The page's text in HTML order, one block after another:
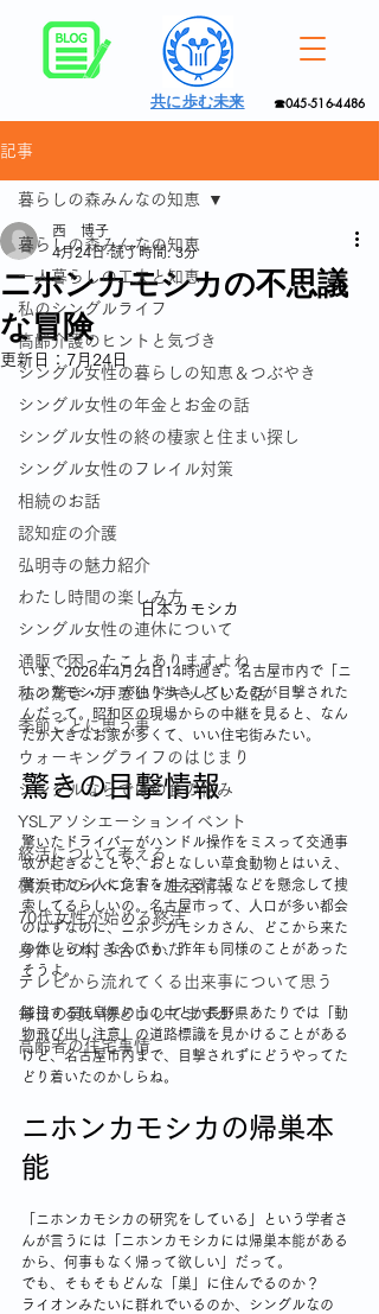
☎045-516-4486
共に歩む未来
記事
暮らしの森みんなの知恵
一人暮らしの工夫と知恵
私のシングルライフ
高齢介護のヒントと気づき
シングル女性の暮らしの知恵＆つぶやき
シングル女性の年金とお金の話
シングル女性の終の棲家と住まい探し
シングル女性のフレイル対策
相続のお話
認知症の介護
弘明寺の魅力紹介
わたし時間の楽しみ方
シングル女性の連休について
通販で困ったことありますよね
私の驚き・戸惑いドキッとした話
季節ごとに思う事
ウォーキングライフのはじまり
シングルならではの食の悩み
YSLアソシエーションイベント
終活について考える
横浜市のイベント・生活情報
70代女性が始める終活
身体との付き合いかた
テレビから流れてくる出来事について思う
毎日の買い物どうしてますか
高齢者の住宅事情
暮らしの森みんなの知恵
ニホンカモシカの不思議
な冒険
西 博子
4月24日 読了時間: 3分
更新日： 7月24日
日本カモシカ
いま、2026年4月24日14時過ぎ。名古屋市内で「ニ
ホンカモシカ」が独り歩きしているのが目撃された
んだって。昭和区の現場からの中継を見ると、なん
だか大きなお家が多くて、いい住宅街みたい。
驚きの目撃情報
驚いたドライバーがハンドル操作をミスって交通事
故が起きることや、おとなしい草食動物とはいえ、
驚かせたら人に危害を加えることなどを懸念して捜
索してるらしいの。名古屋市って、人口が多い都会
のはずなのに、ニホンカモシカさん、どこから来た
のかしらね。なんでも、昨年も同様のことがあった
そうよ。
隣接する岐阜県の山の中とか長野県あたりでは「動
物飛び出し注意」の道路標識を見かけることがある
けど、名古屋市内まで、目撃されずにどうやってた
どり着いたのかしらね。
ニホンカモシカの帰巣本
能
「ニホンカモシカの研究をしている」という学者さ
んが言うには「ニホンカモシカには帰巣本能がある
から、何事もなく帰って欲しい」だって。
でも、そもそもどんな「巣」に住んでるのか？
ライオンみたいに群れでいるのか、シングルなの